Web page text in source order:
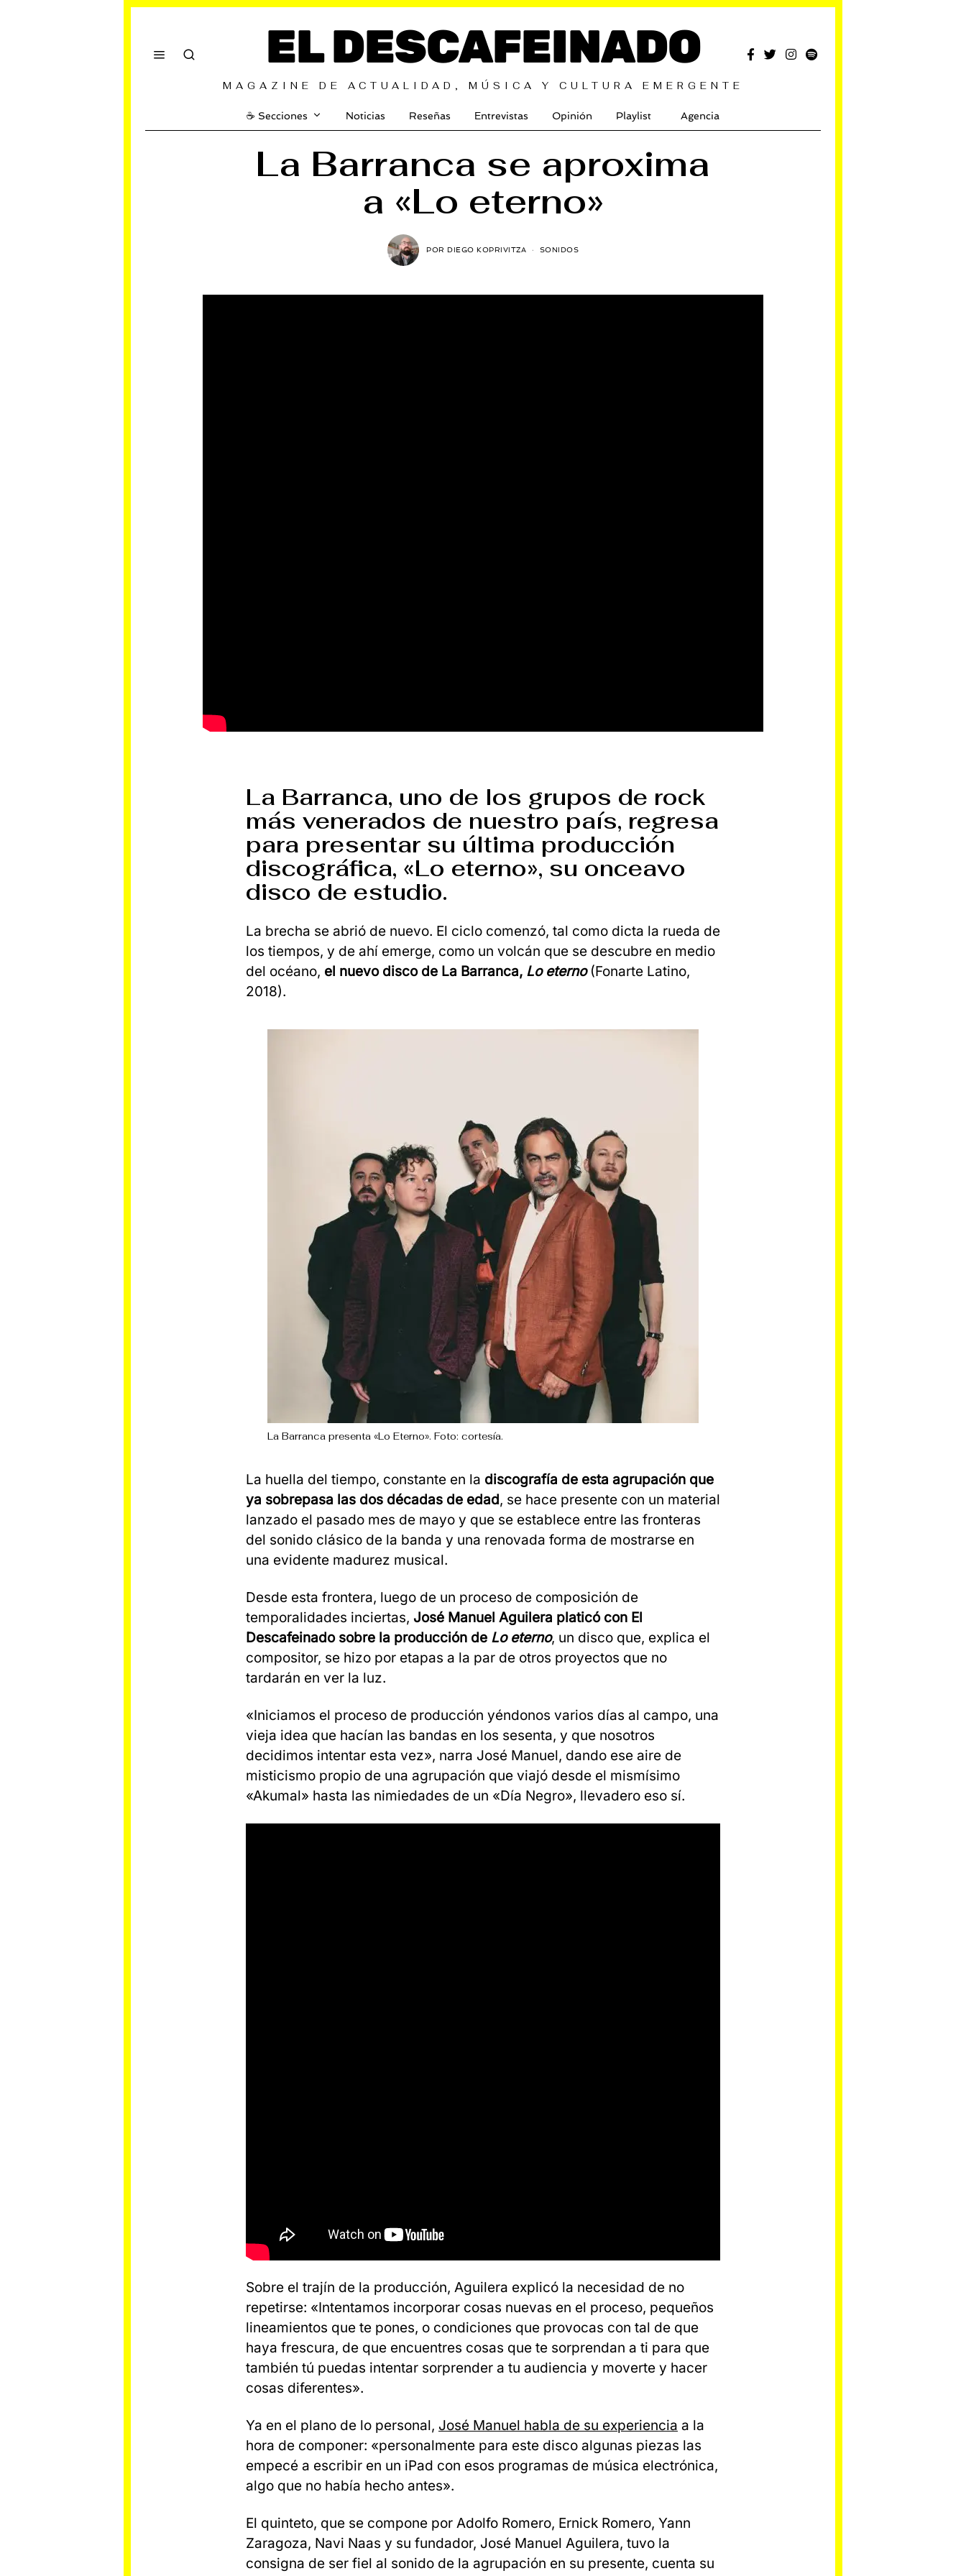
EL DESCAFEINADO
MAGAZINE DE ACTUALIDAD, MÚSICA Y CULTURA EMERGENTE
☕️ Secciones Noticias Reseñas Entrevistas Opinión Playlist Agencia
La Barranca se aproxima
a «Lo eterno»
POR DIEGO KOPRIVITZA SONIDOS
La Barranca, uno de los grupos de rock
más venerados de nuestro país, regresa
para presentar su última producción
discográfica, «Lo eterno», su onceavo
disco de estudio.
La brecha se abrió de nuevo. El ciclo comenzó, tal como dicta la rueda de
los tiempos, y de ahí emerge, como un volcán que se descubre en medio
del océano, el nuevo disco de La Barranca, Lo eterno(Fonarte Latino,
2018).
La Barranca presenta «Lo Eterno». Foto: cortesía.
La huella del tiempo, constante en la discografía de esta agrupación que
ya sobrepasa las dos décadas de edad, se hace presente con un material
lanzado el pasado mes de mayo y que se establece entre las fronteras
del sonido clásico de la banda y una renovada forma de mostrarse en
una evidente madurez musical.
Desde esta frontera, luego de un proceso de composición de
temporalidades inciertas, José Manuel Aguilera platicó con El
Descafeinado sobre la producción de Lo eterno, un disco que, explica el
compositor, se hizo por etapas a la par de otros proyectos que no
tardarán en ver la luz.
«Iniciamos el proceso de producción yéndonos varios días al campo, una
vieja idea que hacían las bandas en los sesenta, y que nosotros
decidimos intentar esta vez», narra José Manuel, dando ese aire de
misticismo propio de una agrupación que viajó desde el mismísimo
«Akumal» hasta las nimiedades de un «Día Negro», llevadero eso sí.
Sobre el trajín de la producción, Aguilera explicó la necesidad de no
repetirse: «Intentamos incorporar cosas nuevas en el proceso, pequeños
lineamientos que te pones, o condiciones que provocas con tal de que
haya frescura, de que encuentres cosas que te sorprendan a ti para que
también tú puedas intentar sorprender a tu audiencia y moverte y hacer
cosas diferentes».
Ya en el plano de lo personal, José Manuel habla de su experiencia a la
hora de componer: «personalmente para este disco algunas piezas las
empecé a escribir en un iPad con esos programas de música electrónica,
algo que no había hecho antes».
El quinteto, que se compone por Adolfo Romero, Ernick Romero, Yann
Zaragoza, Navi Naas y su fundador, José Manuel Aguilera, tuvo la
consigna de ser fiel al sonido de la agrupación en su presente, cuenta su